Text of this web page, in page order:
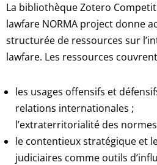
La bibliothèque Zotero
lawfare NORMA project donne
structurée de ressources sur
lawfare. Les ressources
les usages offensifs et
relations internationales ;
l’extraterritorialité des
le contentieux stratégique et
judiciaires comme outils